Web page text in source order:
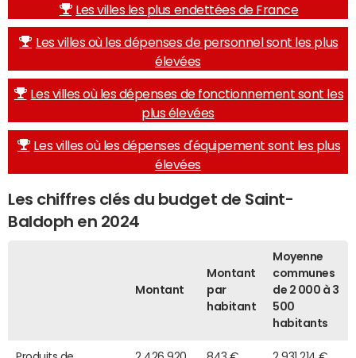
Les villes les plus endettées de France
Les villes où les dépenses de personnel sont les plus
élevées
Les villes où les dépenses de fonctionnement sont les
plus élevées
Les villes où les dépenses d'équipement sont les plus
élevées
Les chiffres clés du budget de Saint-
Baldoph en 2024
Montant
Montant
par
habitant
Moyenne
communes
de 2 000 à 3
500
habitants